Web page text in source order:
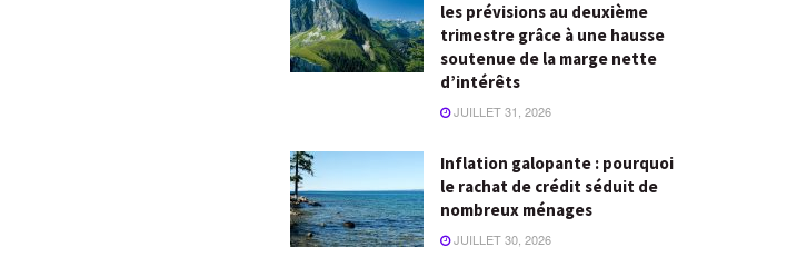
les prévisions au deuxième
trimestre grâce à une hausse
soutenue de la marge nette
d’intérêts
JUILLET 31, 2026
Inflation galopante : pourquoi
le rachat de crédit séduit de
nombreux ménages
JUILLET 30, 2026